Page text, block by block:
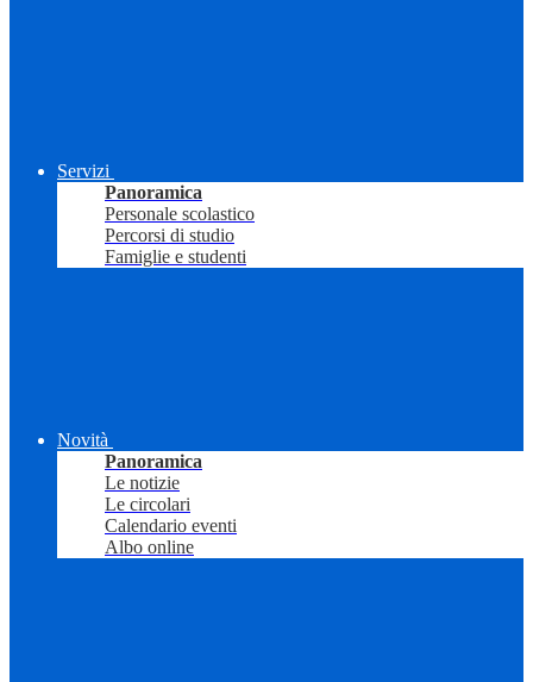
Servizi
Panoramica
Personale scolastico
Percorsi di studio
Famiglie e studenti
Novità
Panoramica
Le notizie
Le circolari
Calendario eventi
Albo online